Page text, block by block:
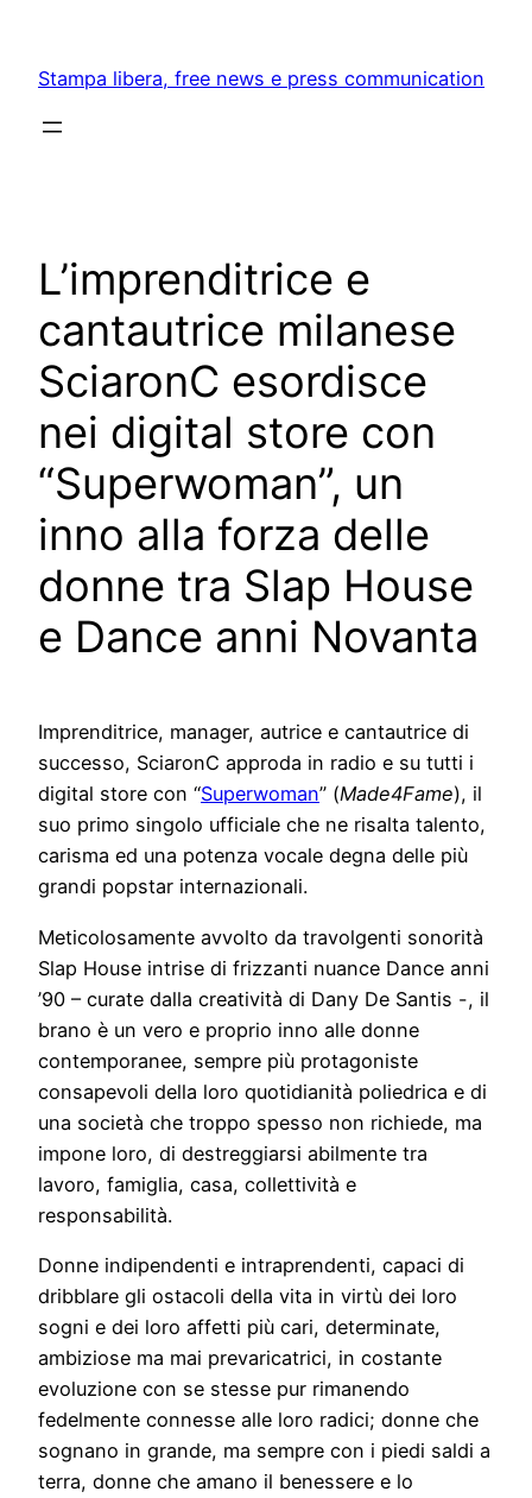
content
Stampa libera, free news e press communication
L’imprenditrice e
cantautrice milanese
SciaronC esordisce
nei digital store con
“Superwoman”, un
inno alla forza delle
donne tra Slap House
e Dance anni Novanta
Imprenditrice, manager, autrice e cantautrice di
successo, SciaronC approda in radio e su tutti i
digital store con “Superwoman” (Made4Fame), il
suo primo singolo ufficiale che ne risalta talento,
carisma ed una potenza vocale degna delle più
grandi popstar internazionali.
Meticolosamente avvolto da travolgenti sonorità
Slap House intrise di frizzanti nuance Dance anni
’90 – curate dalla creatività di Dany De Santis -, il
brano è un vero e proprio inno alle donne
contemporanee, sempre più protagoniste
consapevoli della loro quotidianità poliedrica e di
una società che troppo spesso non richiede, ma
impone loro, di destreggiarsi abilmente tra
lavoro, famiglia, casa, collettività e
responsabilità.
Donne indipendenti e intraprendenti, capaci di
dribblare gli ostacoli della vita in virtù dei loro
sogni e dei loro affetti più cari, determinate,
ambiziose ma mai prevaricatrici, in costante
evoluzione con se stesse pur rimanendo
fedelmente connesse alle loro radici; donne che
sognano in grande, ma sempre con i piedi saldi a
terra, donne che amano il benessere e lo